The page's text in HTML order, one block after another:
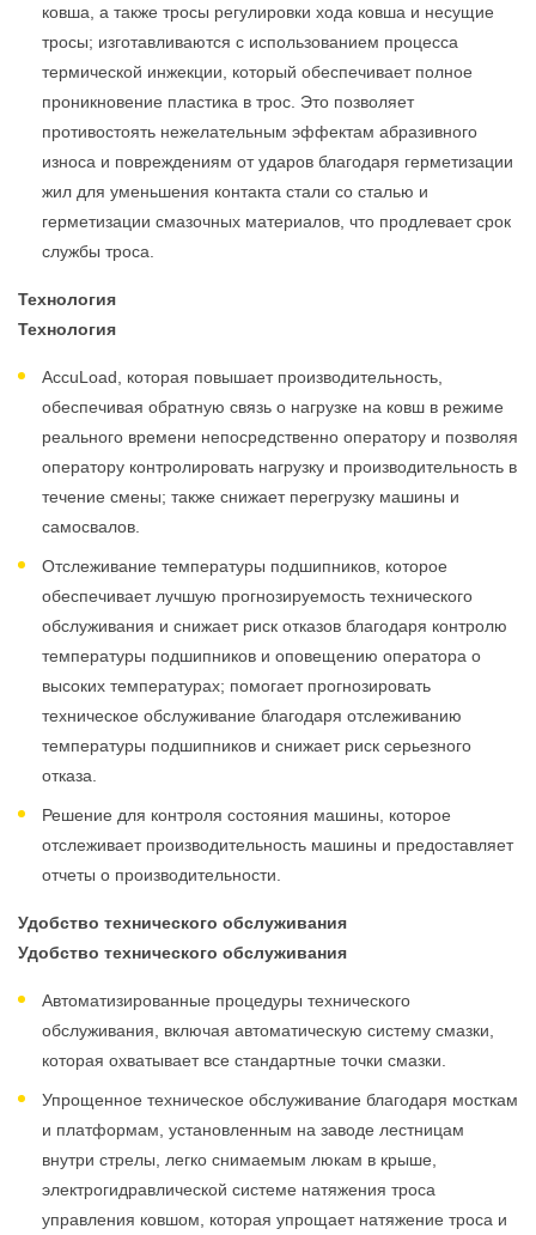
ковша, а также тросы регулировки хода ковша и несущие
тросы; изготавливаются с использованием процесса
термической инжекции, который обеспечивает полное
проникновение пластика в трос. Это позволяет
противостоять нежелательным эффектам абразивного
износа и повреждениям от ударов благодаря герметизации
жил для уменьшения контакта стали со сталью и
герметизации смазочных материалов, что продлевает срок
службы троса.
Технология
Технология
AccuLoad, которая повышает производительность,
обеспечивая обратную связь о нагрузке на ковш в режиме
реального времени непосредственно оператору и позволяя
оператору контролировать нагрузку и производительность в
течение смены; также снижает перегрузку машины и
самосвалов.
Отслеживание температуры подшипников, которое
обеспечивает лучшую прогнозируемость технического
обслуживания и снижает риск отказов благодаря контролю
температуры подшипников и оповещению оператора о
высоких температурах; помогает прогнозировать
техническое обслуживание благодаря отслеживанию
температуры подшипников и снижает риск серьезного
отказа.
Решение для контроля состояния машины, которое
отслеживает производительность машины и предоставляет
отчеты о производительности.
Удобство технического обслуживания
Удобство технического обслуживания
Автоматизированные процедуры технического
обслуживания, включая автоматическую систему смазки,
которая охватывает все стандартные точки смазки.
Упрощенное техническое обслуживание благодаря мосткам
и платформам, установленным на заводе лестницам
внутри стрелы, легко снимаемым люкам в крыше,
электрогидравлической системе натяжения троса
управления ковшом, которая упрощает натяжение троса и